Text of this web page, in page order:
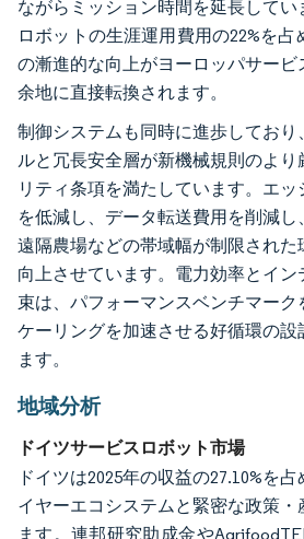
ながらミッション時間を延長して
ロボットの生涯運用費用の22%を
の漸進的な向上がヨーロッパサー
余地に直接転換されます。
制御システムも同時に進歩してお
ルと冗長安全層が新機械規則のより
リティ条項を満たしています。エ
を低減し、データ転送費用を削減
遠隔農場などの帯域幅が制限され
向上させています。電力効率とイ
束は、パフォーマンスベンチマーク
ケーリングを加速させる好循環の
ます。
地域分析
ドイツサービスロボット市場
ドイツは2025年の収益の27.10%を
イヤーエコシステムと緊密な政策
ます。連邦研究助成金や